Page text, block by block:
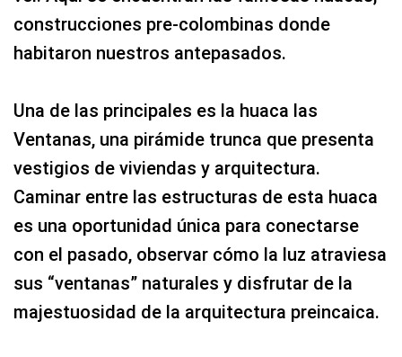
construcciones pre-colombinas donde
habitaron nuestros antepasados.
Una de las principales es la huaca las
Ventanas, una pirámide trunca que presenta
vestigios de viviendas y arquitectura.
Caminar entre las estructuras de esta huaca
es una oportunidad única para conectarse
con el pasado, observar cómo la luz atraviesa
sus “ventanas” naturales y disfrutar de la
majestuosidad de la arquitectura preincaica.